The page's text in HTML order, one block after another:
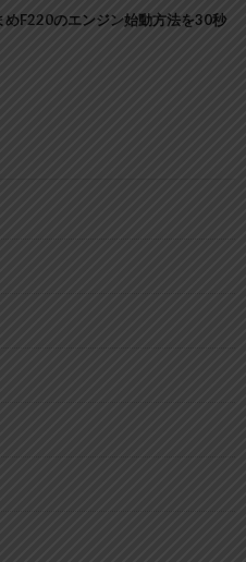
F220のエンジン始動方法を30秒